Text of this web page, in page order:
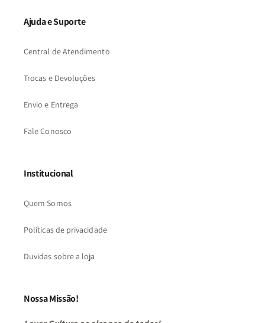
Ajuda e Suporte
Central de Atendimento
Trocas e Devoluções
Envio e Entrega
Fale Conosco
Institucional
Quem Somos
Políticas de privacidade
Duvidas sobre a loja
Nossa Missão!